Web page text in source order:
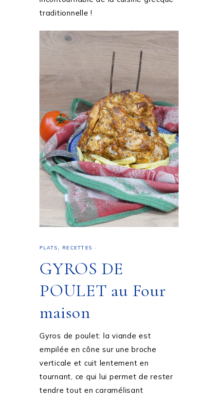
traditionnelle !
PLATS, RECETTES ·
GYROS DE
POULET au Four
maison
Gyros de poulet: la viande est
empilée en cône sur une broche
verticale et cuit lentement en
tournant, ce qui lui permet de rester
tendre tout en caramélisant